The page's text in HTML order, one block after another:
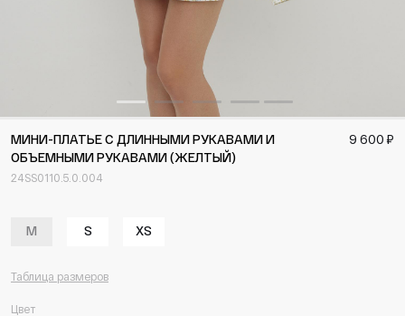
МИНИ-ПЛАТЬЕ С ДЛИННЫМИ РУКАВАМИ И
ОБЪЕМНЫМИ РУКАВАМИ (ЖЕЛТЫЙ)
24SS0110.5.0.004
9 600 ₽
M S XS
Таблица размеров
Цвет